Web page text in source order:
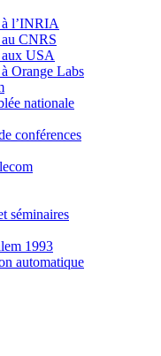
à l’INRIA
CNRS
aux USA
Orange Labs
nationale
conférences
séminaires
1993
automatique